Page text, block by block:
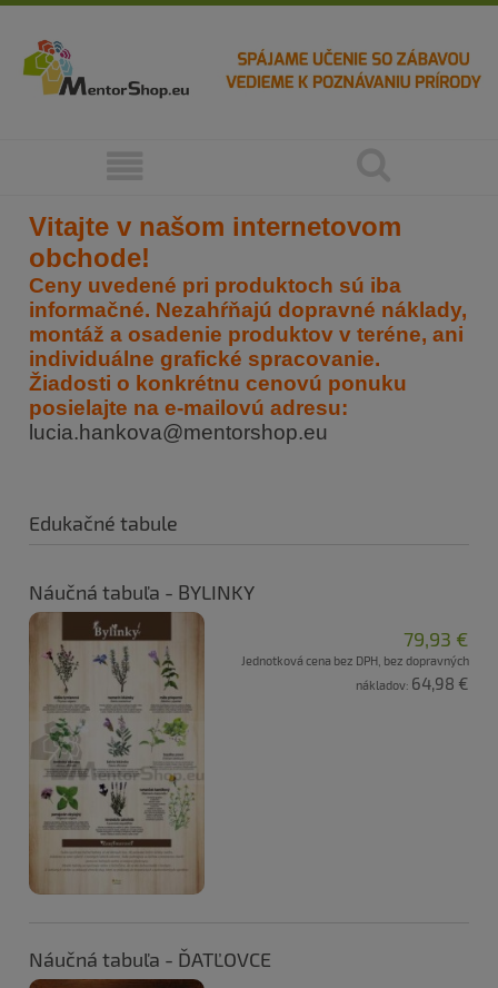
Vitajte v našom internetovom
obchode!
Ceny uvedené pri produktoch sú iba
informačné. Nezahŕňajú dopravné náklady,
montáž a osadenie produktov v teréne, ani
individuálne grafické spracovanie.
Žiadosti o konkrétnu cenovú ponuku
posielajte na e-mailovú adresu:
lucia.hankova@mentorshop.eu
Edukačné tabule
Náučná tabuľa - BYLINKY
79,93 €
Jednotková cena bez DPH, bez dopravných
nákladov: 64,98 €
Náučná tabuľa - ĎATĽOVCE